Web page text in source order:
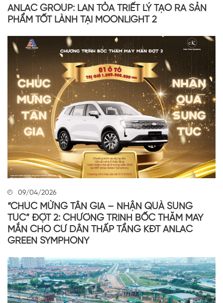
ANLAC GROUP: LAN TỎA TRIẾT LÝ TẠO RA SẢN
PHẨM TỐT LÀNH TẠI MOONLIGHT 2
09/04/2026
“CHÚC MỪNG TÂN GIA – NHẬN QUÀ SUNG
TÚC” ĐỢT 2: CHƯƠNG TRÌNH BỐC THĂM MAY
MẮN CHO CƯ DÂN THẤP TẦNG KĐT ANLAC
GREEN SYMPHONY